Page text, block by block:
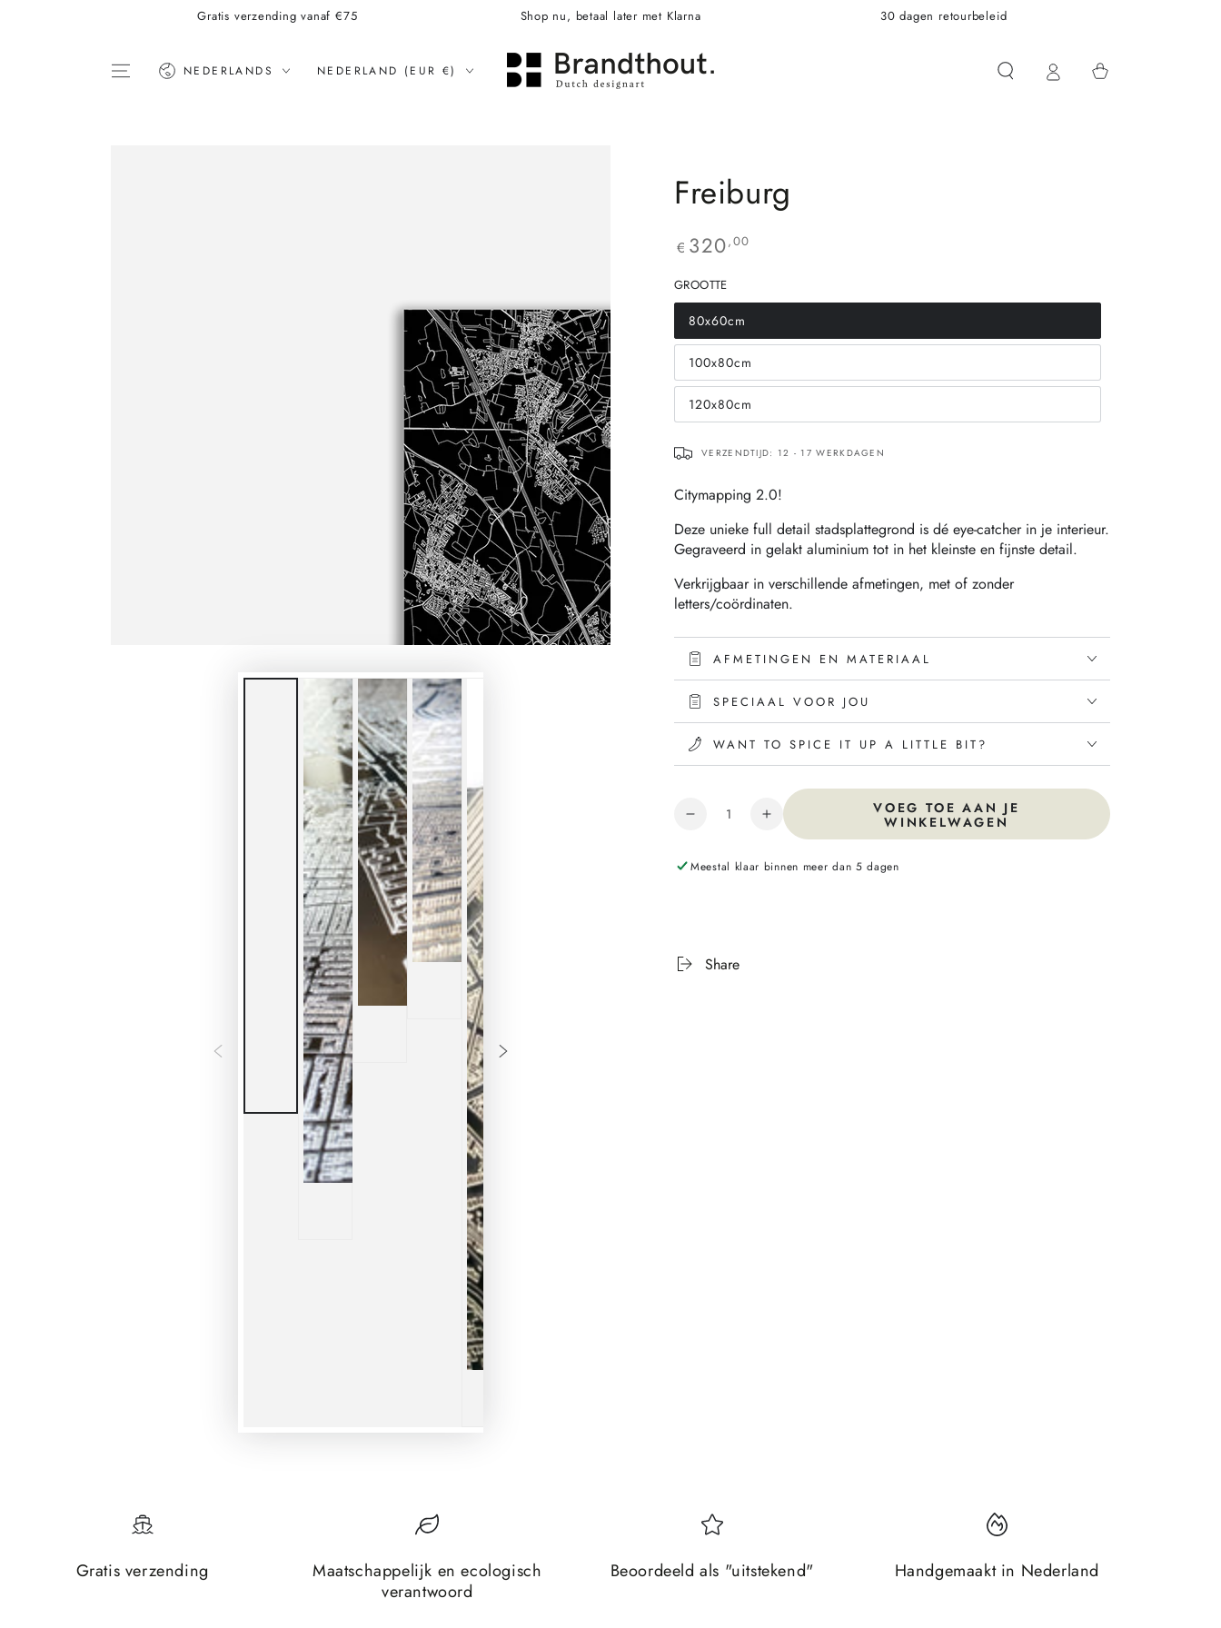
Gratis verzending vanaf €75 Shop nu, betaal later met Klarna 30 dagen retourbeleid
Taal NEDERLANDS Land
NEDERLAND (EUR €) Winkelwagen
Freiburg
€ 320,00
GROOTTE
80x60cm
Translation
missing:
nl.products.product.variant_sold_out_or_unavailable
100x80cm
Translation
missing:
nl.products.product.variant_sold_out_or_unavailable
120x80cm
Translation
missing:
VERZENDTIJD: 12 - 17 WERKDAGEN
Citymapping 2.0!
Deze unieke full detail stadsplattegrond is dé eye-catcher in je interieur.
Gegraveerd in gelakt aluminium tot in het kleinste en fijnste detail.
Verkrijgbaar in verschillende afmetingen, met of zonder
letters/coördinaten.
AFMETINGEN EN MATERIAAL
SPECIAAL VOOR JOU
WANT TO SPICE IT UP A LITTLE BIT?
Hoeveelheid
VOEG TOE AAN JE
WINKELWAGEN
Meestal klaar binnen meer dan 5 dagen
Share
Gratis verzending
Maatschappelijk en ecologisch
verantwoord
Beoordeeld als "uitstekend" Handgemaakt in Nederland